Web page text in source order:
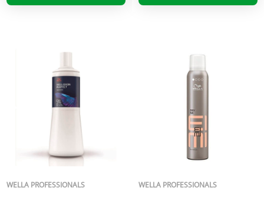
WELLA PROFESSIONALS WELLA PROFESSIONALS